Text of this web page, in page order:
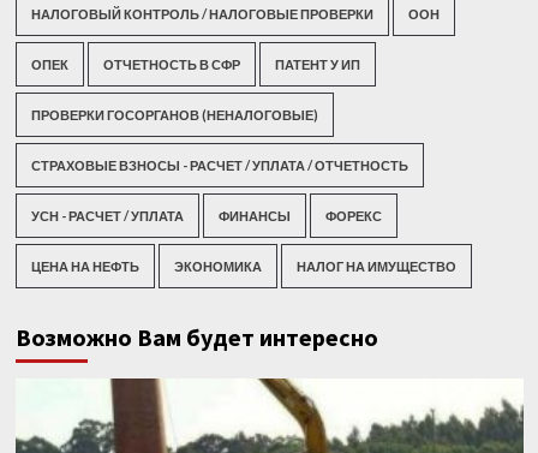
НАЛОГОВЫЙ КОНТРОЛЬ / НАЛОГОВЫЕ ПРОВЕРКИ ООН
ОПЕК ОТЧЕТНОСТЬ В СФР ПАТЕНТ У ИП
ПРОВЕРКИ ГОСОРГАНОВ (НЕНАЛОГОВЫЕ)
СТРАХОВЫЕ ВЗНОСЫ - РАСЧЕТ / УПЛАТА / ОТЧЕТНОСТЬ
УСН - РАСЧЕТ / УПЛАТА ФИНАНСЫ ФОРЕКС
ЦЕНА НА НЕФТЬ ЭКОНОМИКА НАЛОГ НА ИМУЩЕСТВО
Возможно Вам будет интересно